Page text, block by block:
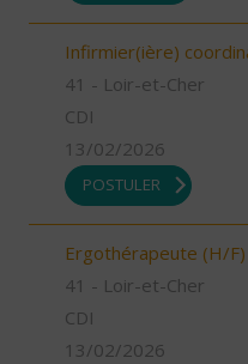
Infirmier(ière)
41 - Loir-et-Cher
CDI
13/02/2026
POSTULER
Ergothérapeute (H/F)
41 - Loir-et-Cher
CDI
13/02/2026